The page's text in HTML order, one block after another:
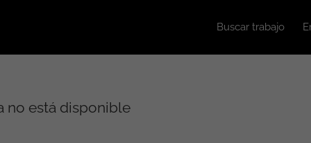
Buscar trabajo
no está disponible